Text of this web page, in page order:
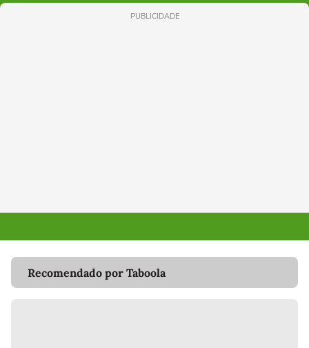
PUBLICIDADE
Recomendado por Taboola